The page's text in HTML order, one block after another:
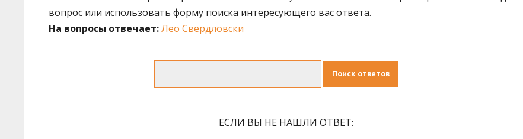
ПОДАТЬ ЗАЯВКУ
вопрос или использовать форму поиска интересующего вас ответа.
На вопросы отвечает: Лео Свердловски
Поиск ответов
ЕСЛИ ВЫ НЕ НАШЛИ ОТВЕТ: